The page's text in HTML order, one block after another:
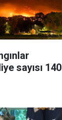
sayısı 140